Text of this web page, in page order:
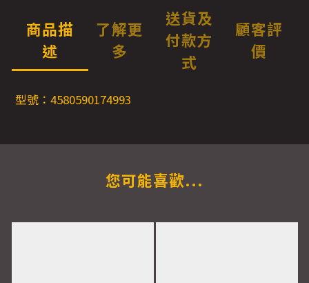
商品描
述
了解更
多
送貨及
付款方
式
顧客評
價
型號：4580590174993
您可能喜歡...